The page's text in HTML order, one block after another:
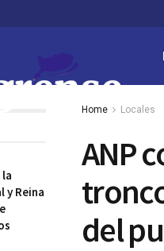
Home Locales
ANP
del
y Reina